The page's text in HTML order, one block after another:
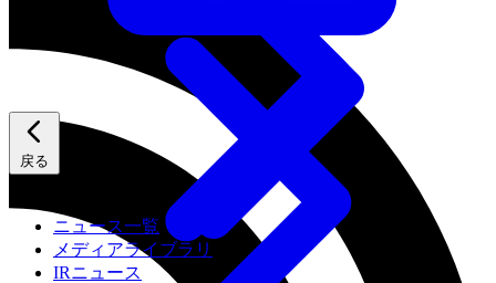
戻る
ニュース一覧
メディアライブラリ
IRニュース